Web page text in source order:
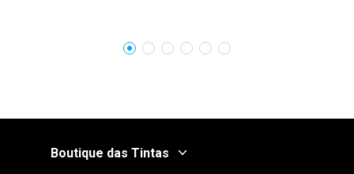
Boutique das Tintas